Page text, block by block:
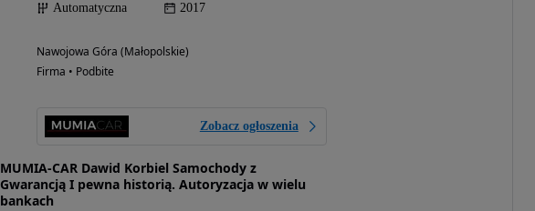
Automatyczna
2017
Nawojowa Góra (Małopolskie)
Firma • Podbite
Zobacz ogłoszenia
MUMIA-CAR Dawid Korbiel Samochody z
Gwarancją I pewna historią. Autoryzacja w wielu
bankach